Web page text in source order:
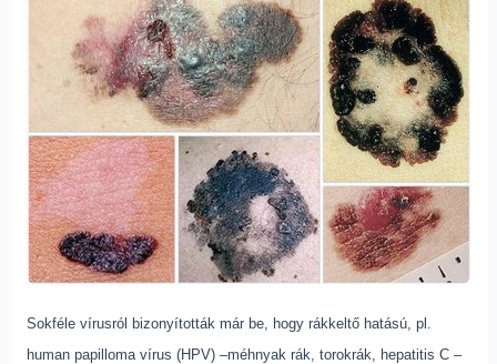
Sokféle vírusról bizonyították már be, hogy rákkeltő hatású, pl.
human papilloma vírus (HPV) –méhnyak rák, torokrák, hepatitis C –